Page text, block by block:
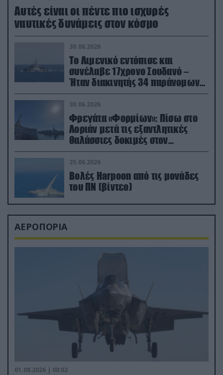
Aυτές είναι οι πέντε πιο ισχυρές
ναυτικές δυνάμεις στον κόσμο
30.06.2026
Το Λιμενικό εντόπισε και
συνέλαβε 17χρονο Σουδανό –
Ήταν διακινητής 34 παράνομων
μεταναστών
30.06.2026
Φρεγάτα «Φορμίων»: Πίσω στο
Λοριάν μετά τις εξαντλητικές
θαλάσσιες δοκιμές στον
απαιτητικό Βισκαϊκό
25.06.2026
Βολές Harpoon από τις μονάδες
του ΠΝ (βίντεο)
ΑΕΡΟΠΟΡΙΑ
01.08.2026 | 00:02